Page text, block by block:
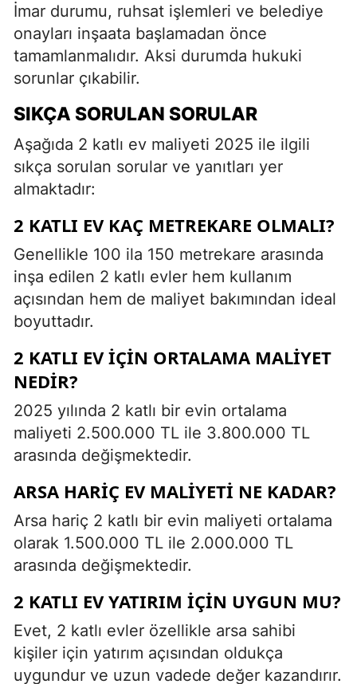
İmar durumu, ruhsat işlemleri ve belediye
onayları inşaata başlamadan önce
tamamlanmalıdır. Aksi durumda hukuki
sorunlar çıkabilir.
SIKÇA SORULAN SORULAR
Aşağıda 2 katlı ev maliyeti 2025 ile ilgili
sıkça sorulan sorular ve yanıtları yer
almaktadır:
2 KATLI EV KAÇ METREKARE OLMALI?
Genellikle 100 ila 150 metrekare arasında
inşa edilen 2 katlı evler hem kullanım
açısından hem de maliyet bakımından ideal
boyuttadır.
2 KATLI EV İÇIN ORTALAMA MALIYET
NEDIR?
2025 yılında 2 katlı bir evin ortalama
maliyeti 2.500.000 TL ile 3.800.000 TL
arasında değişmektedir.
ARSA HARIÇ EV MALIYETI NE KADAR?
Arsa hariç 2 katlı bir evin maliyeti ortalama
olarak 1.500.000 TL ile 2.000.000 TL
arasında değişmektedir.
2 KATLI EV YATIRIM İÇIN UYGUN MU?
Evet, 2 katlı evler özellikle arsa sahibi
kişiler için yatırım açısından oldukça
uygundur ve uzun vadede değer kazandırır.